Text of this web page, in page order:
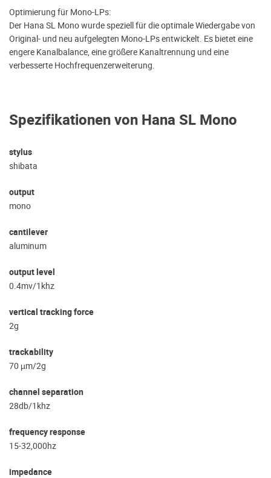
Spezifikationen von Hana SL Mono
stylus
shibata
output
mono
cantilever
aluminum
output level
0.4mv/1khz
vertical tracking force
2g
trackability
70 µm/2g
channel separation
28db/1khz
frequency response
15-32,000hz
impedance
Optimierung für Mono-LPs:
Der Hana SL Mono wurde speziell für die optimale Wiedergabe von
Original- und neu aufgelegten Mono-LPs entwickelt. Es bietet eine
engere Kanalbalance, eine größere Kanaltrennung und eine
verbesserte Hochfrequenzerweiterung.